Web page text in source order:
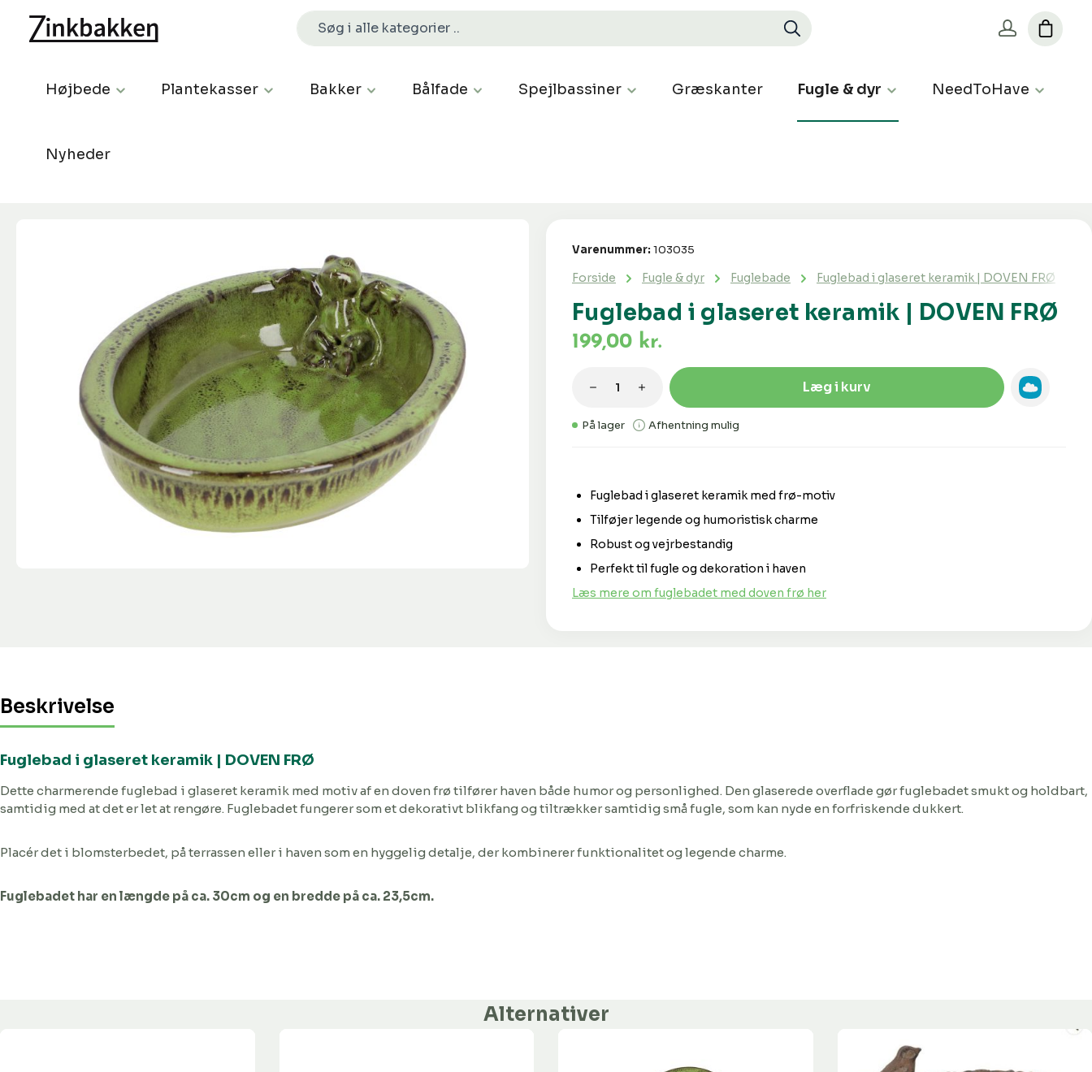
Højbede Plantekasser Bakker Bålfade Spejlbassiner Græskanter Fugle & dyr NeedToHave
Nyheder
Fuglebad i glaseret keramik | DOVEN FRØ
Forside Fugle & dyr Fuglebade Fuglebad i glaseret keramik | DOVEN FRØ
Varenummer: 103035
Fuglebad i glaseret keramik med frø-motiv
Tilføjer legende og humoristisk charme
Robust og vejrbestandig
Perfekt til fugle og dekoration i haven
Læs mere om fuglebadet med doven frø her
199,00 kr.
På lager Afhentning mulig
Produktmængde: Indtast den ønskede mængde,
Læg i kurv
Beskrivelse
Fuglebad i glaseret keramik | DOVEN FRØ
Dette charmerende fuglebad i glaseret keramik med motiv af en doven frø tilfører haven både humor og personlighed. Den glaserede overflade gør fuglebadet smukt og holdbart,
samtidig med at det er let at rengøre. Fuglebadet fungerer som et dekorativt blikfang og tiltrækker samtidig små fugle, som kan nyde en forfriskende dukkert.
Placér det i blomsterbedet, på terrassen eller i haven som en hyggelig detalje, der kombinerer funktionalitet og legende charme.
Fuglebadet har en længde på ca. 30cm og en bredde på ca. 23,5cm.
Alternativer